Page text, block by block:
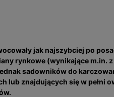
jak najszybciej po
rynkowe (wynikające m.in.
sadowników do
lub znajdujących się w pełni